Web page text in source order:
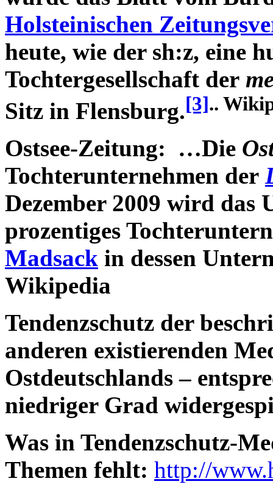
Holsteinischen
heute, wie der sh:z, eine
Tochtergesellschaft der
Sitz in Flensburg.[3]..
Ostsee-Zeitung: …Die
Tochterunternehmen der
Dezember 2009 wird das
prozentiges
Madsack in dessen
Wikipedia
Tendenzschutz der
anderen existierenden
Ostdeutschlands –
niedriger Grad
Was in Tendenzschutz-
Themen fehlt: http://